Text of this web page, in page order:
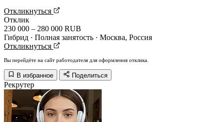
Откликнуться
Отклик
230 000 – 280 000 RUB
Гибрид · Полная занятость · Москва, Россия
Откликнуться
Вы перейдёте на сайт работодателя для оформления отклика.
В избранное Поделиться
Рекрутер